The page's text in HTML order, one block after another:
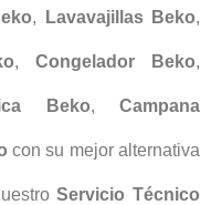
, Lavavajillas Beko,
,Congelador Beko,
Beko, Campana
con su mejor alternativa
Servicio Técnico